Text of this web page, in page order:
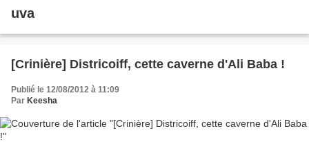
uva
[Crinière] Districoiff, cette caverne d'Ali Baba !
Publié le 12/08/2012 à 11:09
Par Keesha